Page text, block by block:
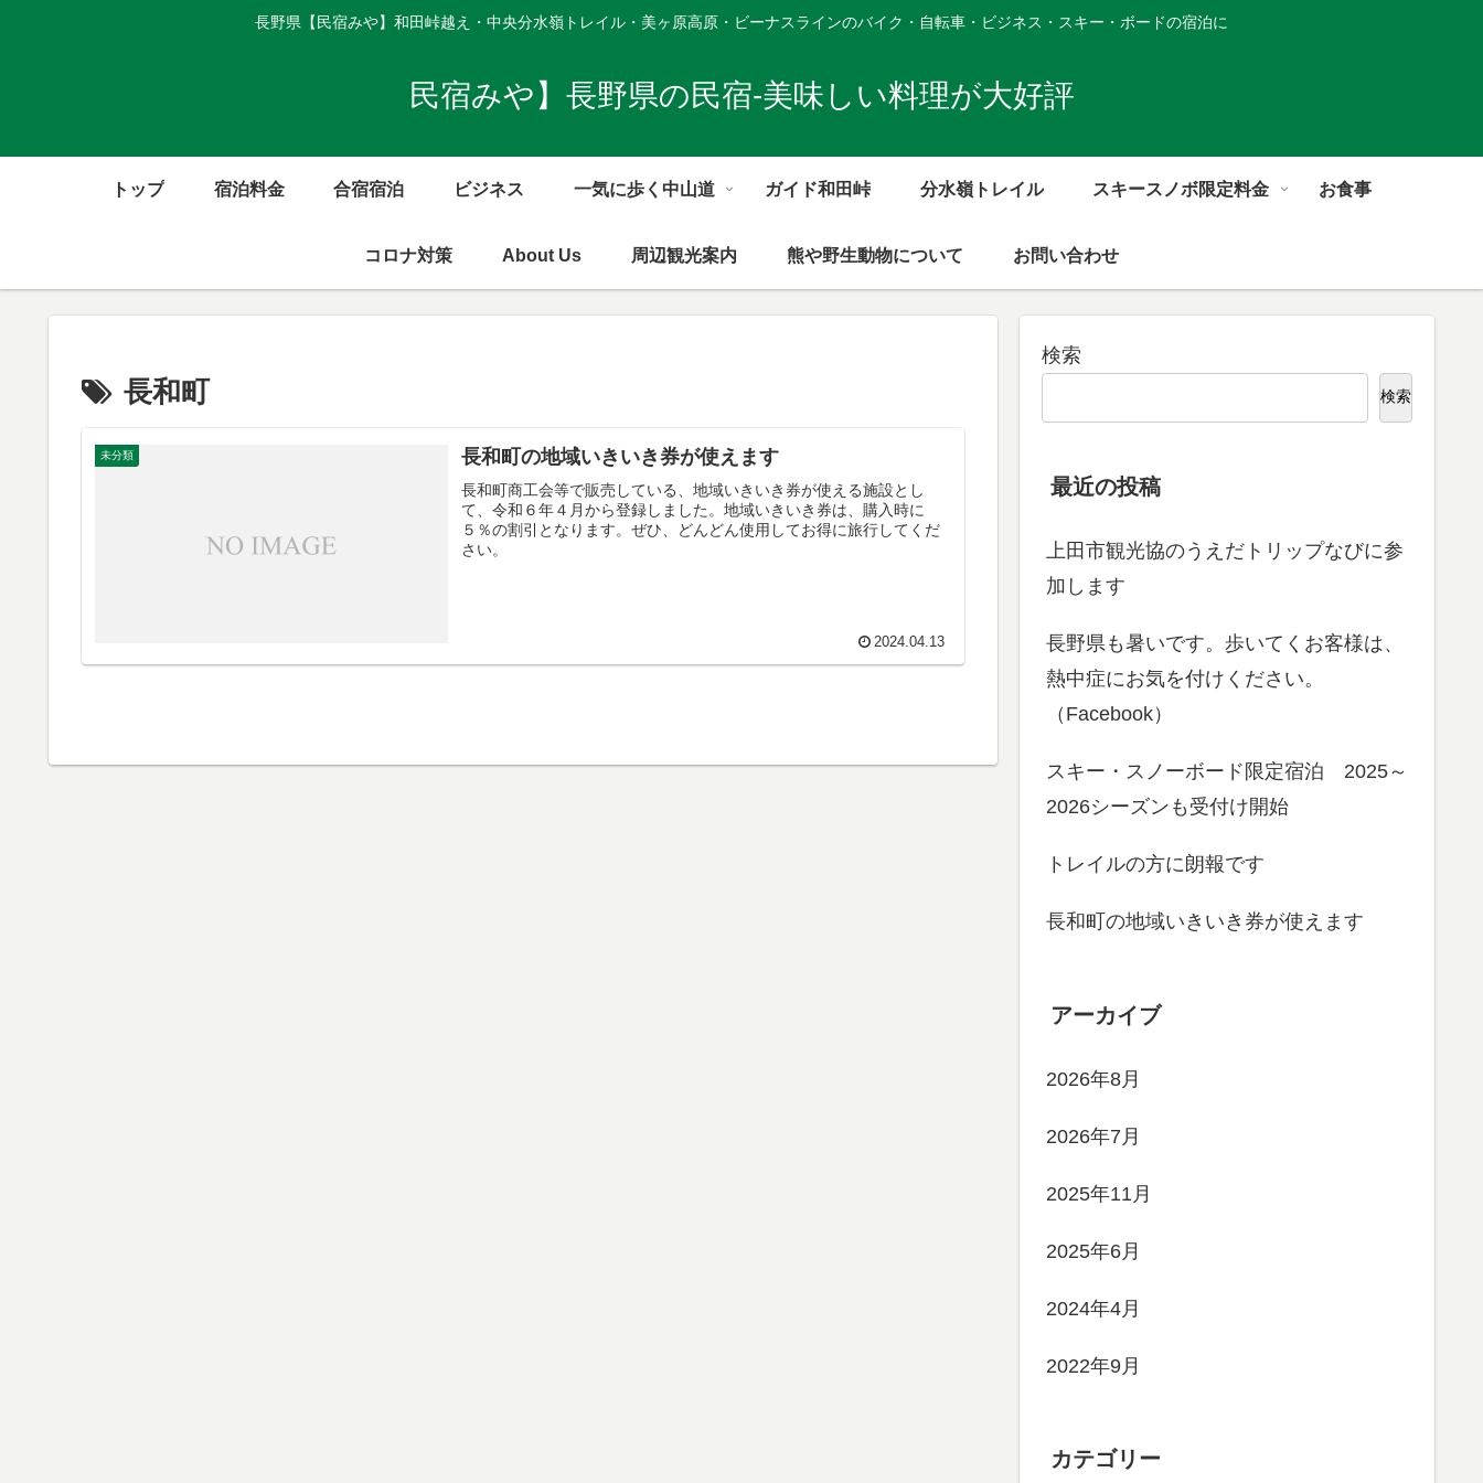
長野県【民宿みや】和田峠越え・中央分水嶺トレイル・美ヶ原高原・ビーナスラインのバイク・自転車・ビジネス・スキー・ボードの宿泊に
民宿みや】長野県の民宿-美味しい料理が大好評
トップ 宿泊料金 合宿宿泊 ビジネス 一気に歩く中山道 ガイド和田峠 分水嶺トレイル スキースノボ限定料金 お食事
コロナ対策 About Us 周辺観光案内 熊や野生動物について お問い合わせ
長和町
未分類 長和町の地域いきいき券が使えます
長和町商工会等で販売している、地域いきいき券が使える施設とし
て、令和６年４月から登録しました。地域いきいき券は、購入時に
５％の割引となります。ぜひ、どんどん使用してお得に旅行してくだ
さい。
2024.04.13
検索
検索
最近の投稿
上田市観光協のうえだトリップなびに参
加します
長野県も暑いです。歩いてくお客様は、
熱中症にお気を付けください。
（Facebook）
スキー・スノーボード限定宿泊 2025～
2026シーズンも受付け開始
トレイルの方に朗報です
長和町の地域いきいき券が使えます
アーカイブ
2026年8月
2026年7月
2025年11月
2025年6月
2024年4月
2022年9月
カテゴリー